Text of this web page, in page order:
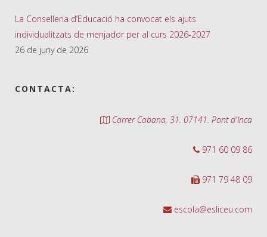
La Conselleria d’Educació ha convocat els ajuts
individualitzats de menjador per al curs 2026-2027
26 de juny de 2026
CONTACTA:
Carrer Cabana, 31. 07141. Pont d'Inca
971 60 09 86
971 79 48 09
escola@esliceu.com